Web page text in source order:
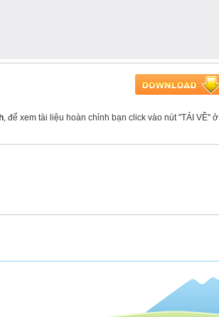
, để xem tài liệu hoàn chỉnh bạn click vào nút "TẢI VỀ" ở